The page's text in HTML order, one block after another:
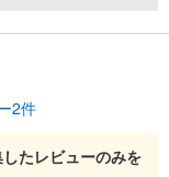
2件
たレビューのみを